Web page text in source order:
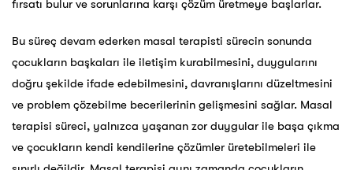
fırsatı bulur ve sorunlarına karşı çözüm üretmeye başlarlar.
Bu süreç devam ederken masal terapisti sürecin sonunda
çocukların başkaları ile iletişim kurabilmesini, duygularını
doğru şekilde ifade edebilmesini, davranışlarını düzeltmesini
ve problem çözebilme becerilerinin gelişmesini sağlar. Masal
terapisi süreci, yalnızca yaşanan zor duygular ile başa çıkma
ve çocukların kendi kendilerine çözümler üretebilmeleri ile